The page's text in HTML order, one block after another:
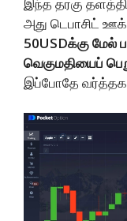
அது டெபாசிட்
50USDக்கு
வெகுமதியைப்
இப்போதே